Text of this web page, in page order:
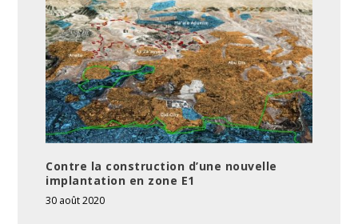
Contre la construction d’une nouvelle
implantation en zone E1
30 août 2020